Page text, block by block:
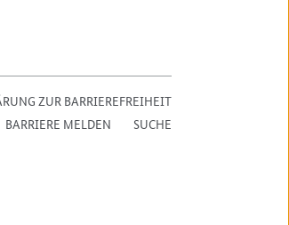
ZUR BARRIEREFREIHEIT
BARRIERE MELDEN
SUCHE